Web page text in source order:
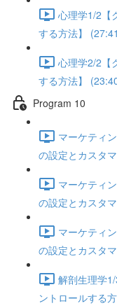
心理学1/2【
する方法】
心理学2/2【
する方法】
Program 10
マーケティ
の設定とカスタ
マーケティ
の設定とカスタ
マーケティ
の設定とカスタ
解剖生理学
ントロールする